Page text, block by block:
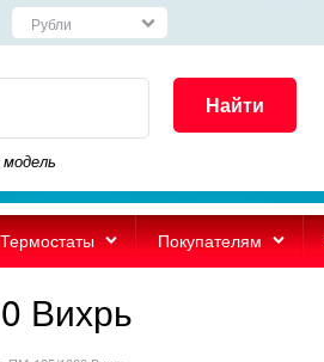
Найти
Термостаты Покупателям
Вихрь